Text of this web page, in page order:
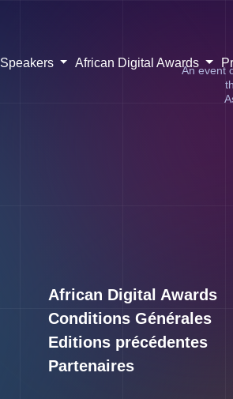
Speakers African Digital Awards
An event
African Digital Awards
Conditions Générales
Editions précédentes
Partenaires